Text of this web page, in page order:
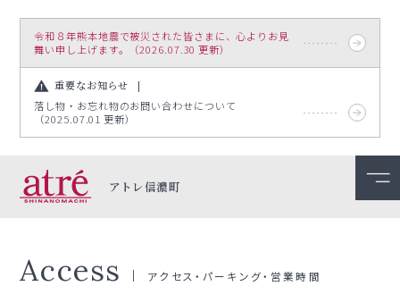
令和８年熊本地震で被災された皆さまに、心よりお見
舞い申し上げます。（2026.07.30 更新）
重要なお知らせ
落し物・お忘れ物のお問い合わせについて
（2025.07.01 更新）
アトレ信濃町
Access アクセス・パーキング・営業時間